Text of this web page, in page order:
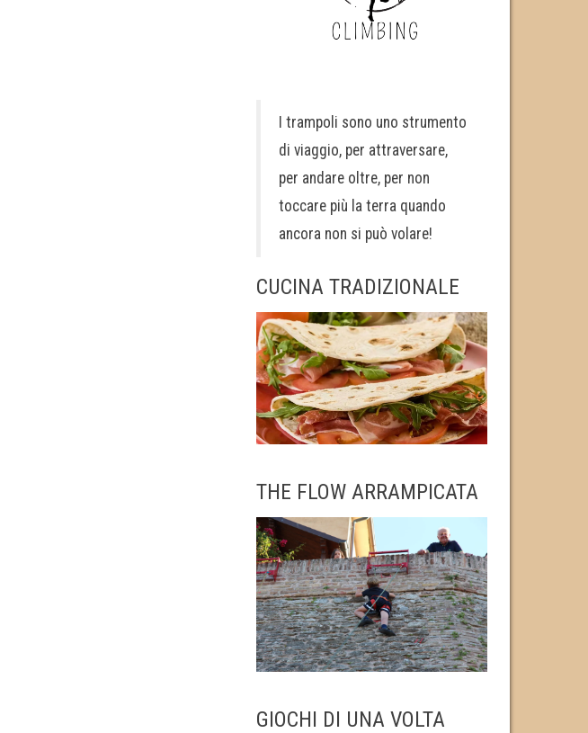
I trampoli sono uno strumento
di viaggio, per attraversare,
per andare oltre, per non
toccare più la terra quando
ancora non si può volare!
CUCINA TRADIZIONALE
THE FLOW ARRAMPICATA
GIOCHI DI UNA VOLTA